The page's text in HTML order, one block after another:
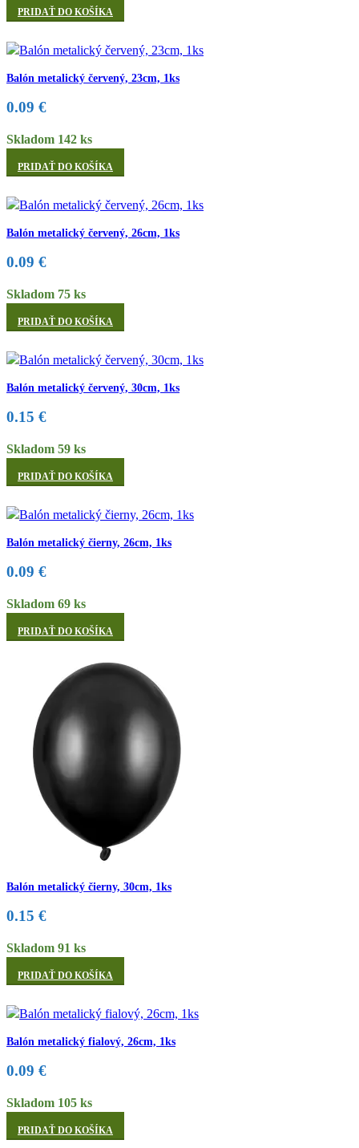
PRIDAŤ DO KOŠÍKA
Balón metalický červený, 23cm, 1ks
0.09 €
Skladom 142 ks
PRIDAŤ DO KOŠÍKA
Balón metalický červený, 26cm, 1ks
0.09 €
Skladom 75 ks
PRIDAŤ DO KOŠÍKA
Balón metalický červený, 30cm, 1ks
0.15 €
Skladom 59 ks
PRIDAŤ DO KOŠÍKA
Balón metalický čierny, 26cm, 1ks
0.09 €
Skladom 69 ks
PRIDAŤ DO KOŠÍKA
Balón metalický čierny, 30cm, 1ks
0.15 €
Skladom 91 ks
PRIDAŤ DO KOŠÍKA
Balón metalický fialový, 26cm, 1ks
0.09 €
Skladom 105 ks
PRIDAŤ DO KOŠÍKA